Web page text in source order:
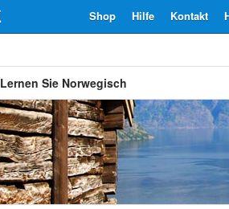
Kontakt
Hilfe
Shop
Lernen Sie Norwegisch